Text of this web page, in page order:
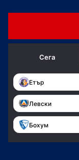
Сега
Етър
Левски
Бохум